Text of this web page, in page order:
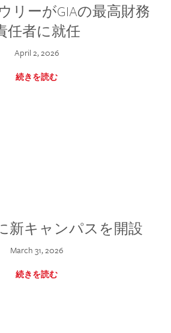
リーがGIAの最高財務
任者に就任
April 2, 2026
続きを読む
新キャンパスを開設
March 31, 2026
続きを読む